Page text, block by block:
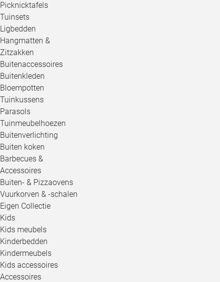
Picknicktafels
Tuinsets
Ligbedden
Hangmatten &
Zitzakken
Buitenaccessoires
Buitenkleden
Bloempotten
Tuinkussens
Parasols
Tuinmeubelhoezen
Buitenverlichting
Buiten koken
Barbecues &
Accessoires
Buiten- & Pizzaovens
Vuurkorven & -schalen
Eigen Collectie
Kids
Kids meubels
Kinderbedden
Kindermeubels
Kids accessoires
Accessoires